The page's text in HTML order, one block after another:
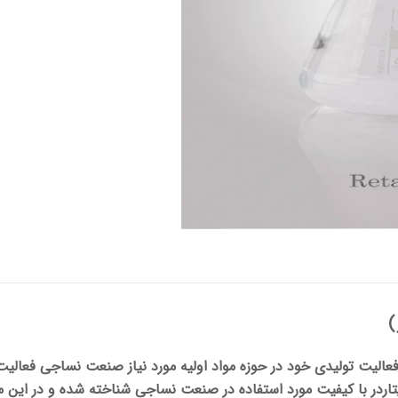
تولیدی خود در حوزه مواد اولیه مورد نیاز صنعت نساجی
با کیفیت مورد استفاده در صنعت نساجی شناخته شده و در